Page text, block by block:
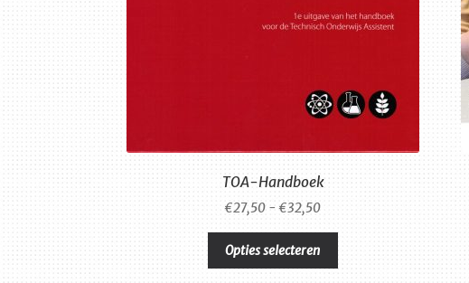
TOA-Handboek
€27,50 - €32,50Prijsklasse:
€32,50
Opties selecteren
product